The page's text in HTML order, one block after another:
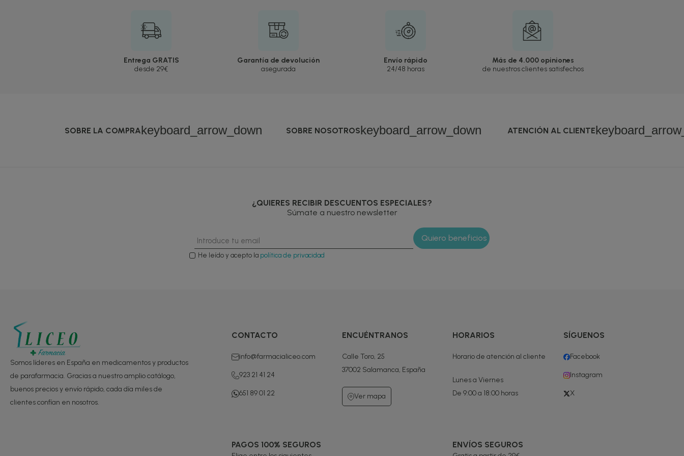
Entrega GRATIS
desde 29€
Garantía de devolución
asegurada
Envío rápido
24/48 horas
Más de 4.000 opiniones
de nuestros clientes satisfechos
SOBRE LA COMPRAkeyboard_arrow_down SOBRE NOSOTROSkeyboard_arrow_down ATENCIÓN AL CLIENTE
¿QUIERES RECIBIR DESCUENTOS ESPECIALES?
Súmate a nuestro newsletter
He leído y acepto la política de privacidad
Somos líderes en España en medicamentos y productos
de parafarmacia. Gracias a nuestro amplio catálogo,
buenos precios y envío rápido, cada día miles de
clientes confían en nosotros.
CONTACTO
info@farmacialiceo.com
923 21 41 24
651 89 01 22
ENCUÉNTRANOS
Calle Toro, 25
37002 Salamanca, España
Ver mapa
HORARIOS
Horario de atención al cliente
Lunes a Viernes
De 9:00 a 18:00 horas
SÍGUENOS
Facebook
Instagram
X
PAGOS 100% SEGUROS ENVÍOS SEGUROS